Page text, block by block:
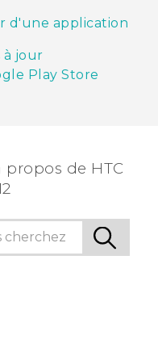
d'une application
à jour
Play Store
propos de HTC